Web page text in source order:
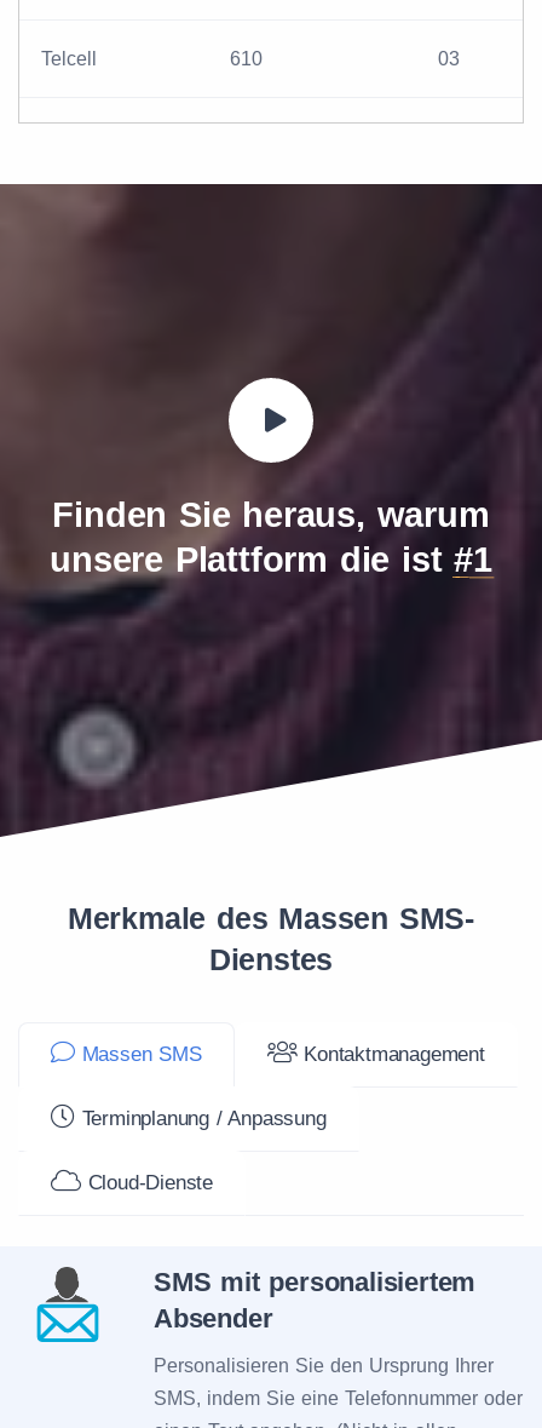
Telcell 610 03
Finden Sie heraus, warum
unsere Plattform die ist#1
Merkmale des Massen SMS-
Dienstes
Massen SMS Kontaktmanagement
Terminplanung / Anpassung
Cloud-Dienste
SMS mit personalisiertem
Absender
Personalisieren Sie den Ursprung Ihrer
SMS, indem Sie eine Telefonnummer oder